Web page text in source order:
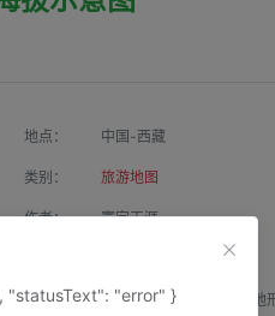
地点： 中国-西藏
类别： 旅游地图
作者： 寰宇天涯
属性： 地图属性： 地图类型-地
"statusText": "error" }